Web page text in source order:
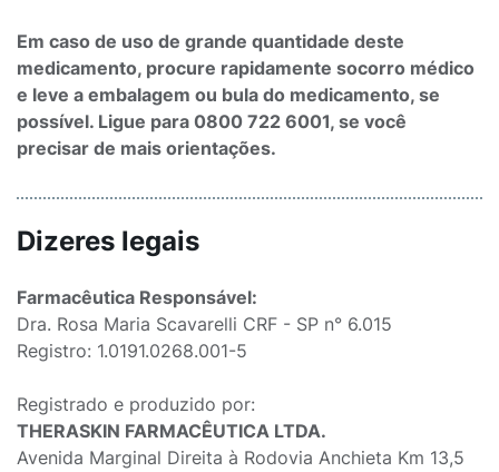
Em caso de uso de grande quantidade deste
medicamento, procure rapidamente socorro médico
e leve a embalagem ou bula do medicamento, se
possível. Ligue para 0800 722 6001, se você
precisar de mais orientações.
Dizeres legais
Farmacêutica Responsável:
Dra. Rosa Maria Scavarelli CRF - SP n° 6.015
Registro: 1.0191.0268.001-5
Registrado e produzido por:
THERASKIN FARMACÊUTICA LTDA.
Avenida Marginal Direita à Rodovia Anchieta Km 13,5